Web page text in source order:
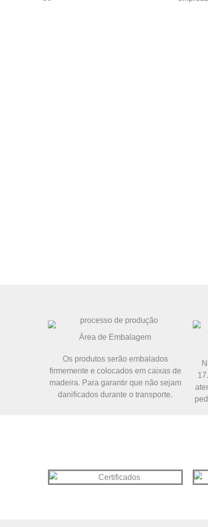
Área de Embalagem
Os produtos serão embalados
firmemente e colocados em caixas de
madeira. Para garantir que não sejam
danificados durante o transporte.